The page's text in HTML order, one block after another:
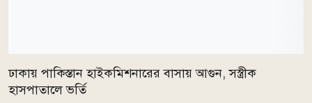
ঢাকায় পাকিস্তান হাইকমিশনারের বাসায় আগুন, সস্ত্রীক
হাসপাতালে ভর্তি